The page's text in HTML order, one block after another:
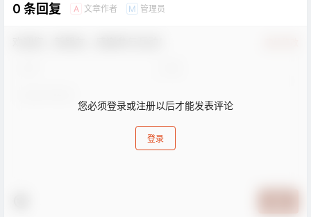
sistema.
0 条回复 A 文章作者 M 管理员
您必须登录或注册以后才能发表评论
登录